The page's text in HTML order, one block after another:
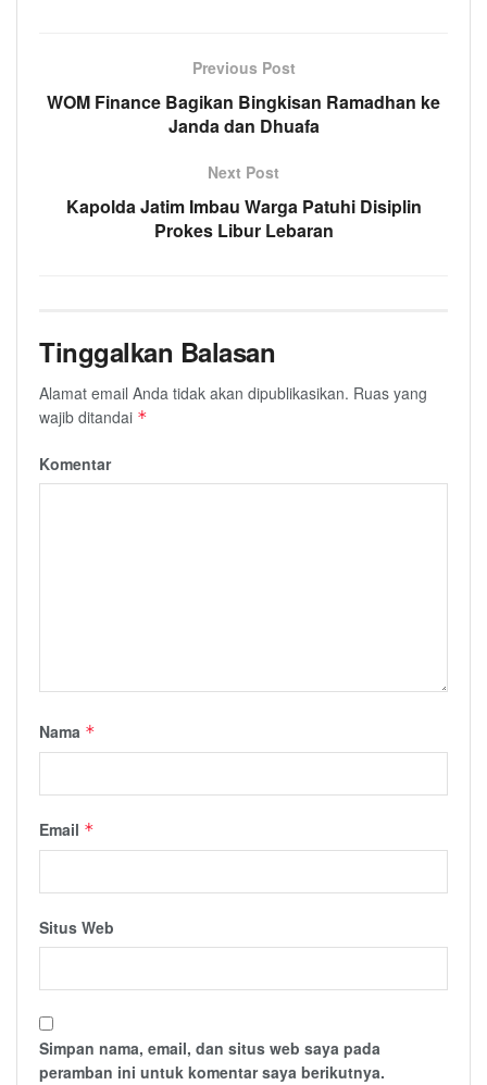
Previous Post
WOM Finance Bagikan Bingkisan Ramadhan ke
Janda dan Dhuafa
Next Post
Kapolda Jatim Imbau Warga Patuhi Disiplin
Prokes Libur Lebaran
Tinggalkan Balasan
Alamat email Anda tidak akan dipublikasikan. Ruas yang
wajib ditandai *
Komentar
Nama *
Email *
Situs Web
Simpan nama, email, dan situs web saya pada
peramban ini untuk komentar saya berikutnya.